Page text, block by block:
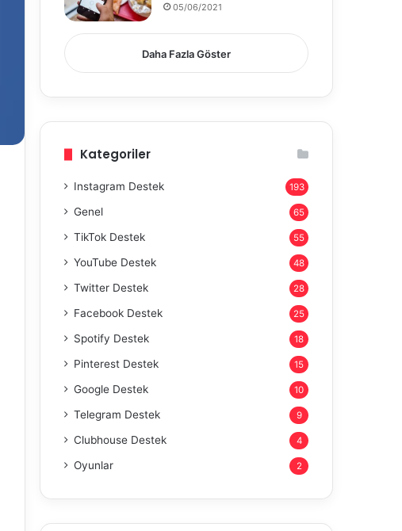
05/06/2021
Daha Fazla Göster
Kategoriler
Instagram Destek 193
Genel 65
TikTok Destek 55
YouTube Destek 48
Twitter Destek 28
Facebook Destek 25
Spotify Destek 18
Pinterest Destek 15
Google Destek 10
Telegram Destek 9
Clubhouse Destek 4
Oyunlar 2